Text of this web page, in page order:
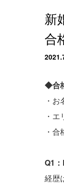
新
合
◆合
・
・
・
Q1
経歴